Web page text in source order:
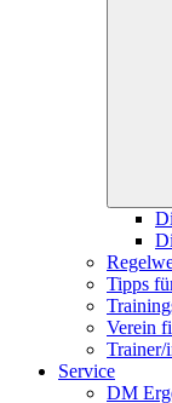
Tipps
Verein
Trainer/
Service
DM